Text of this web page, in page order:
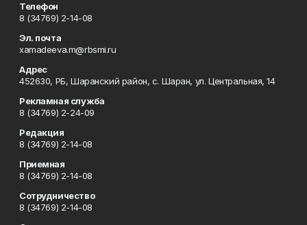
Телефон
8 (34769) 2-14-08
Эл. почта
xamadeeva.m@rbsmi.ru
Адрес
452630, РБ, Шаранский район, с. Шаран, ул. Центральная, 14
Рекламная служба
8 (34769) 2-24-09
Редакция
8 (34769) 2-14-08
Приемная
8 (34769) 2-14-08
Сотрудничество
8 (34769) 2-14-08